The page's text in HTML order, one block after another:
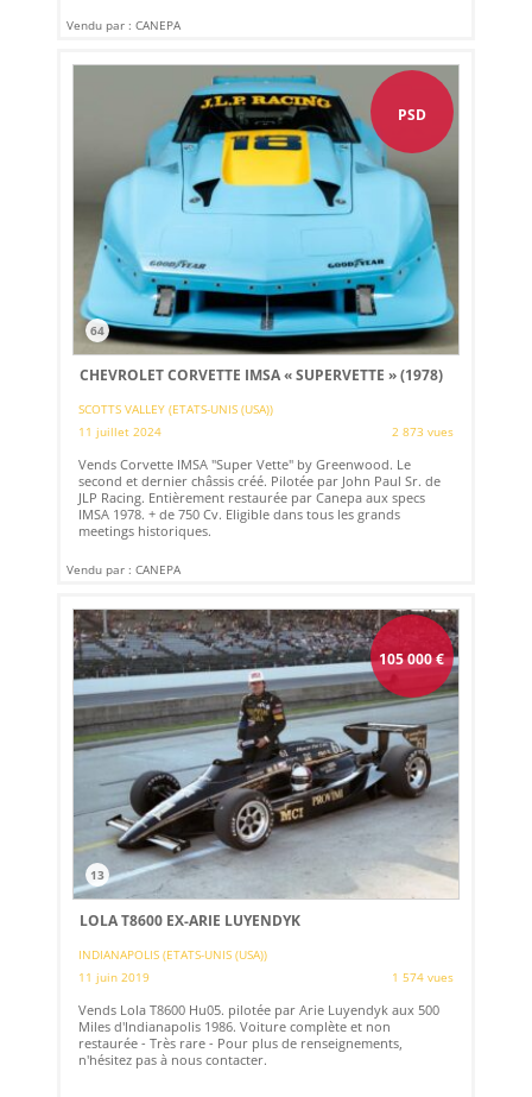
Vendu par : CANEPA
PSD
64
CHEVROLET CORVETTE IMSA « SUPERVETTE » (1978)
SCOTTS VALLEY (ETATS-UNIS (USA))
11 juillet 2024
2 873 vues
Vends Corvette IMSA "Super Vette" by Greenwood. Le
second et dernier châssis créé. Pilotée par John Paul Sr. de
JLP Racing. Entièrement restaurée par Canepa aux specs
IMSA 1978. + de 750 Cv. Eligible dans tous les grands
meetings historiques.
Vendu par : CANEPA
105 000€
13
LOLA T8600 EX-ARIE LUYENDYK
INDIANAPOLIS (ETATS-UNIS (USA))
11 juin 2019
1 574 vues
Vends Lola T8600 Hu05. pilotée par Arie Luyendyk aux 500
Miles d'Indianapolis 1986. Voiture complète et non
restaurée - Très rare - Pour plus de renseignements,
n'hésitez pas à nous contacter.